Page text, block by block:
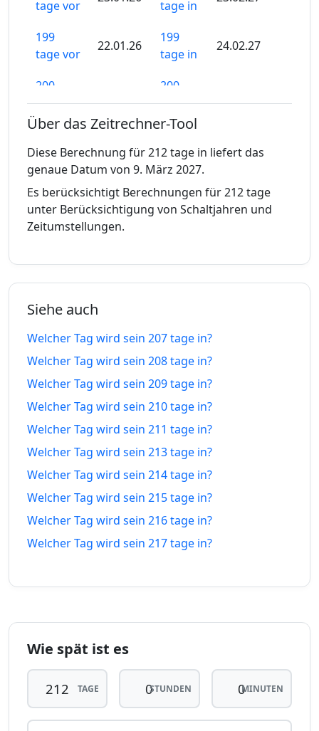
tage vor
tage in
199
tage vor
22.01.26
199
tage in
24.02.27
200
tage vor
200
tage in
201
tage vor
201
tage in
tage vor
19.01.26
tage in
27.02.27
203
204
17.01.26
204
01.03.27
tage vor
16.01.26
tage in
206
tage vor
15.01.26
206
tage in
207
14.01.26
207
tage in
208
tage vor
13.01.26
208
tage in
209
tage vor
12.01.26
209
tage in
tage vor
tage in
10.01.26 08.03.27
212
tage
09.01.26
212
tage
09.03.27
Über das Zeitrechner-Tool
Diese Berechnung für 212 tage in liefert das
genaue Datum von 9. März 2027.
Es berücksichtigt Berechnungen für 212 tage
unter Berücksichtigung von Schaltjahren und
Zeitumstellungen.
Siehe auch
Welcher Tag wird sein 207 tage in?
Welcher Tag wird sein 208 tage in?
Welcher Tag wird sein 209 tage in?
Welcher Tag wird sein 210 tage in?
Welcher Tag wird sein 211 tage in?
Welcher Tag wird sein 213 tage in?
Welcher Tag wird sein 214 tage in?
Welcher Tag wird sein 215 tage in?
Welcher Tag wird sein 216 tage in?
Welcher Tag wird sein 217 tage in?
Wie spät ist es
TAGE STUNDEN MINUTEN